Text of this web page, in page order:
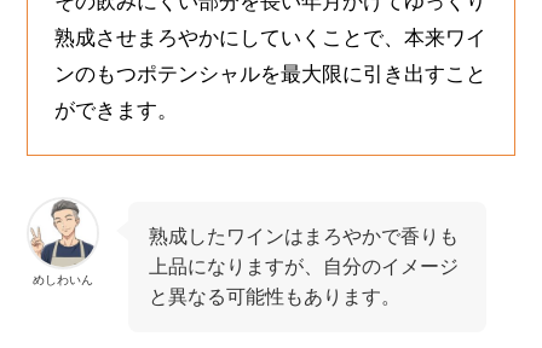
熟成させまろやかにしていくことで、本来ワイ
ンのもつポテンシャルを最大限に引き出すこと
ができます。
めしわいん
熟成したワインはまろやかで香りも
上品になりますが、自分のイメージ
と異なる可能性もあります。